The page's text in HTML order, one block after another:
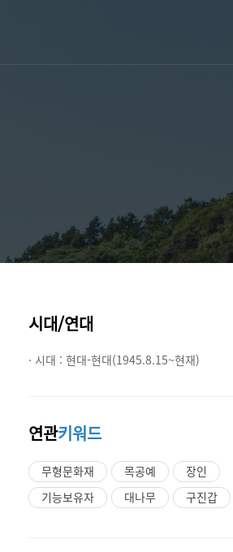
시대/연대
· 시대 : 현대-현대(1945.8.15~현재)
연관키워드
무형문화재 목공예
장인
기능보유자
대나무 구진갑